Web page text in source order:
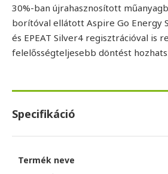
30%-ban újrahasznosított
borítóval ellátott Aspire Go Energy
és EPEAT Silver4 regisztrációval is
felelősségteljesebb döntést
Specifikáció
Termék neve